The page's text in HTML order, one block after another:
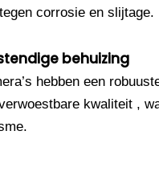
corrosie en slijtage.
behuizing
hebben een
kwaliteit ,